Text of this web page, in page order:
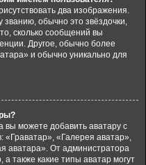
два изображения.
обычно это звёздочки,
сколько сообщений вы
Другое, обычно более
и обычно уникально для
вы можете добавить аватару с
«Граватар», «Галерея аватар»,
аватара». От администратора
а также какие типы аватар могут